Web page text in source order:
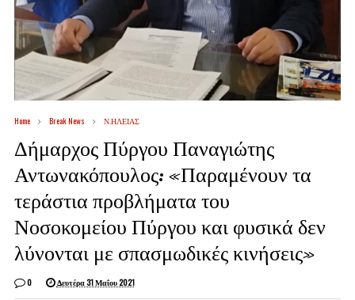
Home Break News Ν.ΗΛΕΙΑΣ
Δήμαρχος Πύργου Παναγιώτης
Αντωνακόπουλος: «Παραμένουν τα
τεράστια προβλήματα του
Νοσοκομείου Πύργου και φυσικά δεν
λύνονται με σπασμωδικές κινήσεις»
0 Δευτέρα 31 Μαΐου 2021